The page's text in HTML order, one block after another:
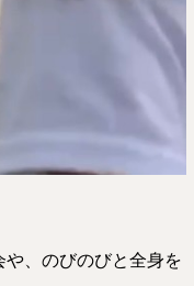
、のびのびと全身を